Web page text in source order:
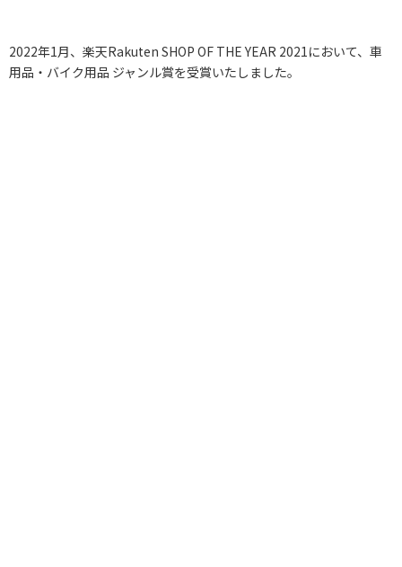
2022年1月、楽天Rakuten SHOP OF THE YEAR 2021において、車
用品・バイク用品 ジャンル賞を受賞いたしました。